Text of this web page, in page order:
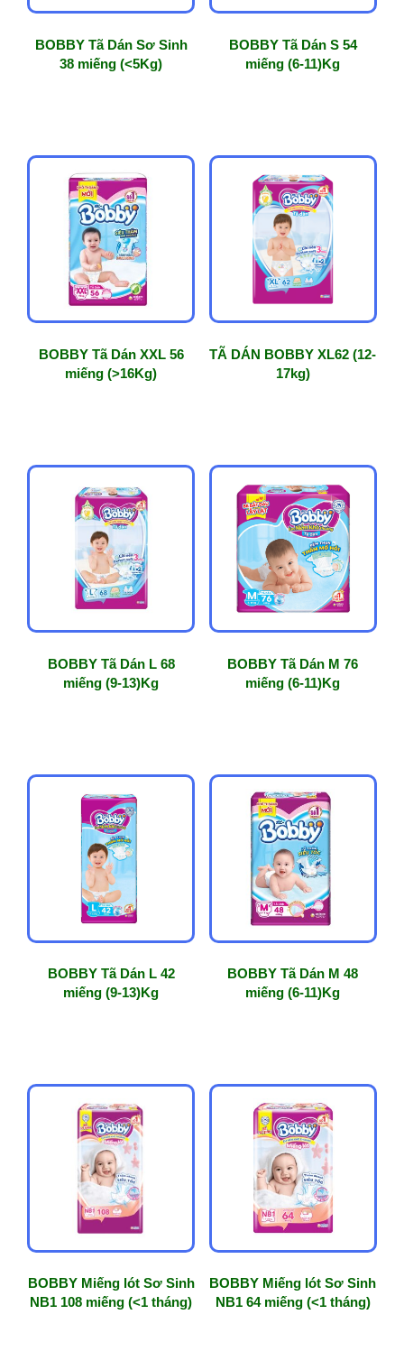
BOBBY Tã Dán Sơ Sinh
38 miếng (<5Kg)
BOBBY Tã Dán S 54
miếng (6-11)Kg
BOBBY Tã Dán XXL 56
miếng (>16Kg)
TÃ DÁN BOBBY XL62 (12-
17kg)
BOBBY Tã Dán L 68
miếng (9-13)Kg
BOBBY Tã Dán M 76
miếng (6-11)Kg
BOBBY Tã Dán L 42
miếng (9-13)Kg
BOBBY Tã Dán M 48
miếng (6-11)Kg
BOBBY Miếng lót Sơ Sinh
NB1 108 miếng (<1 tháng)
BOBBY Miếng lót Sơ Sinh
NB1 64 miếng (<1 tháng)